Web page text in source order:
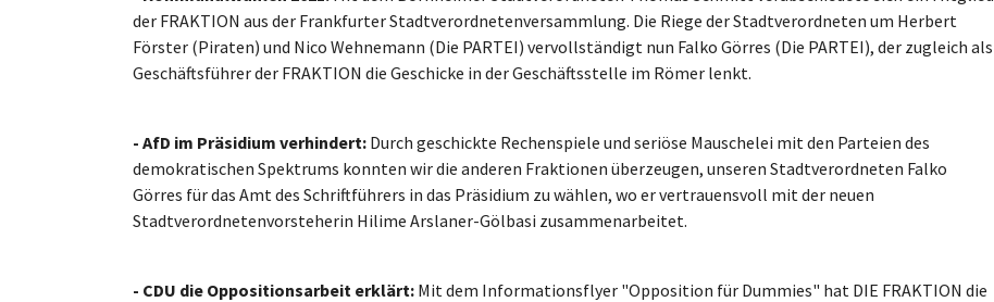
der FRAKTION aus der Frankfurter Stadtverordnetenversammlung. Die Riege der Stadtverordneten um Herbert
Förster (Piraten) und Nico Wehnemann (Die PARTEI) vervollständigt nun Falko Görres (Die PARTEI), der zugleich als
Geschäftsführer der FRAKTION die Geschicke in der Geschäftsstelle im Römer lenkt.
- AfD im Präsidium verhindert: Durch geschickte Rechenspiele und seriöse Mauschelei mit den Parteien des
demokratischen Spektrums konnten wir die anderen Fraktionen überzeugen, unseren Stadtverordneten Falko
Görres für das Amt des Schriftführers in das Präsidium zu wählen, wo er vertrauensvoll mit der neuen
Stadtverordnetenvorsteherin Hilime Arslaner-Gölbasi zusammenarbeitet.
- CDU die Oppositionsarbeit erklärt: Mit dem Informationsflyer "Opposition für Dummies" hat DIE FRAKTION die